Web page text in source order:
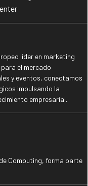
líder en marketing
el mercado
y eventos, conectamos
impulsando la
empresarial.
Computing, forma parte